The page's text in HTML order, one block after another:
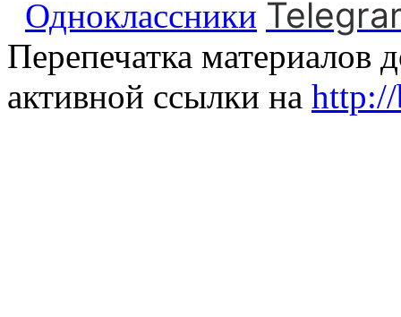
Одноклассники
Перепечатка материалов
активной ссылки на http://